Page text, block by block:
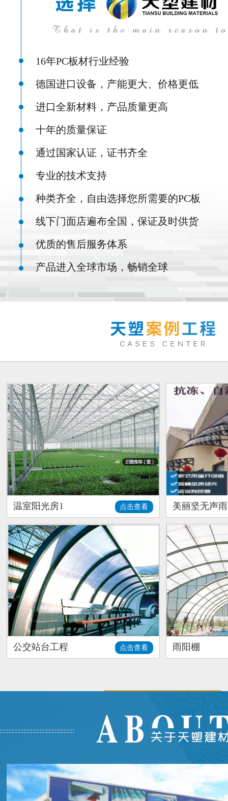
16年PC板材行业经验
德国进口设备，产能更大、价格更低
进口全新材料，产品质量更高
十年的质量保证
通过国家认证，证书齐全
专业的技术支持
种类齐全，自由选择您所需要的PC板
线下门面店遍布全国，保证及时供货
优质的售后服务体系
产品进入全球市场，畅销全球
温室阳光房1 点击查看 美丽坚无声
公交站台工程 点击查看 雨阳棚